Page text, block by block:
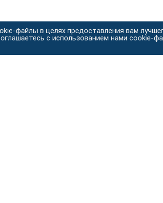
файлы в целях предоставления вам
с использованием нами cookie-